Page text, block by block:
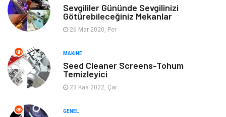
Anne & Çocuk Genel Kültür
Ev İşleri
Gençlik & Eğlence
Mobilya
Evlilik Rehberi
Sevgililer Gününde Sevgilinizi
Götürebileceğiniz Mekanlar
26 Mar 2020, Per
MAKINE
Seed Cleaner Screens-Tohum
Temizleyici
23 Kas 2022, Çar
GENEL